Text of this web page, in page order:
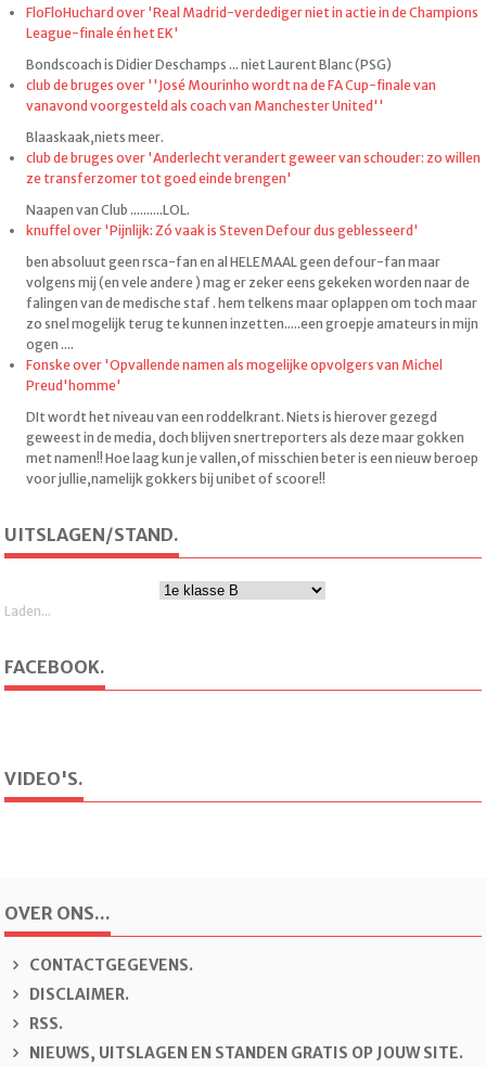
FloFloHuchard over 'Real Madrid-verdediger niet in actie in de Champions
League-finale én het EK'
Bondscoach is Didier Deschamps ... niet Laurent Blanc (PSG)
club de bruges over ''José Mourinho wordt na de FA Cup-finale van
vanavond voorgesteld als coach van Manchester United''
Blaaskaak,niets meer.
club de bruges over 'Anderlecht verandert geweer van schouder: zo willen
ze transferzomer tot goed einde brengen'
Naapen van Club ..........LOL.
knuffel over 'Pijnlijk: Zó vaak is Steven Defour dus geblesseerd'
ben absoluut geen rsca-fan en al HELEMAAL geen defour-fan maar
volgens mij (en vele andere ) mag er zeker eens gekeken worden naar de
falingen van de medische staf . hem telkens maar oplappen om toch maar
zo snel mogelijk terug te kunnen inzetten.....een groepje amateurs in mijn
ogen ....
Fonske over 'Opvallende namen als mogelijke opvolgers van Michel
Preud'homme'
DIt wordt het niveau van een roddelkrant. Niets is hierover gezegd
geweest in de media, doch blijven snertreporters als deze maar gokken
met namen!! Hoe laag kun je vallen,of misschien beter is een nieuw beroep
voor jullie,namelijk gokkers bij unibet of scoore!!
UITSLAGEN/STAND.
Laden...
FACEBOOK.
VIDEO'S.
OVER ONS...
CONTACTGEGEVENS.
DISCLAIMER.
RSS.
NIEUWS, UITSLAGEN EN STANDEN GRATIS OP JOUW SITE.